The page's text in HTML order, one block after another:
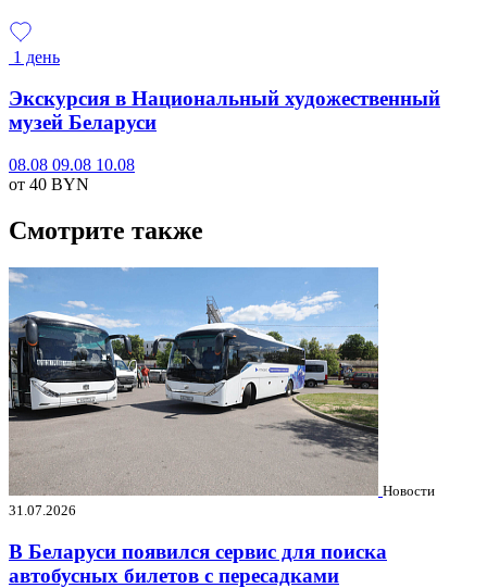
1 день
Экскурсия в Национальный художественный
музей Беларуси
08.08 09.08 10.08
от 40 BYN
Смотрите также
Новости
31.07.2026
В Беларуси появился сервис для поиска
автобусных билетов с пересадками